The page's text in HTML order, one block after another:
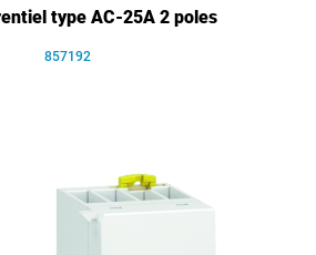
type AC-25A 2 poles
857192